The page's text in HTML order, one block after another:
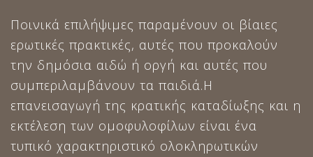
Ποινικά επιλήψιμες παραμένουν οι βίαιες
ερωτικές πρακτικές, αυτές που προκαλούν
την δημόσια αιδώ ή οργή και αυτές που
συμπεριλαμβάνουν τα παιδιά.Η
επανεισαγωγή της κρατικής καταδίωξης και η
εκτέλεση των ομοφυλοφίλων είναι ένα
τυπικό χαρακτηριστικό ολοκληρωτικών